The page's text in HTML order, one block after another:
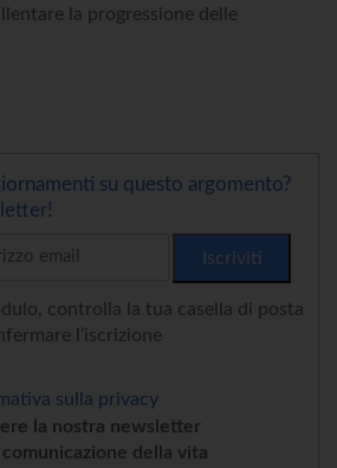
la progressione delle
su questo argomento?
controlla la tua casella di posta
l’iscrizione
la nostra newsletter
della vita
sulla privacy